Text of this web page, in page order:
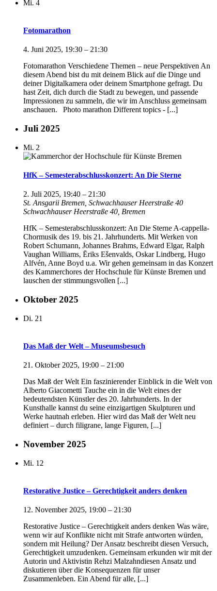
Mi. 4
Fotomarathon
4. Juni 2025, 19:30 – 21:30
Fotomarathon Verschiedene Themen – neue Perspektiven An
diesem Abend bist du mit deinem Blick auf die Dinge und
deiner Digitalkamera oder deinem Smartphone gefragt. Du
hast Zeit, dich durch die Stadt zu bewegen, und passende
Impressionen zu sammeln, die wir im Anschluss gemeinsam
anschauen. Photo marathon Different topics - [...]
Juli 2025
Mi. 2
HfK – Semesterabschlusskonzert: An Die Sterne
2. Juli 2025, 19:40 – 21:30
St. Ansgarii Bremen, Schwachhauser Heerstraße 40
Schwachhauser Heerstraße 40, Bremen
HfK – Semesterabschlusskonzert: An Die Sterne A-cappella-
Chormusik des 19. bis 21. Jahrhunderts. Mit Werken von
Robert Schumann, Johannes Brahms, Edward Elgar, Ralph
Vaughan Williams, Ēriks Ešenvalds, Oskar Lindberg, Hugo
Alfvén, Anne Boyd u.a. Wir gehen gemeinsam in das Konzert
des Kammerchores der Hochschule für Künste Bremen und
lauschen der stimmungsvollen [...]
Oktober 2025
Di. 21
Das Maß der Welt – Museumsbesuch
21. Oktober 2025, 19:00 – 21:00
Das Maß der Welt Ein faszinierender Einblick in die Welt von
Alberto Giacometti Tauche ein in die Welt eines der
bedeutendsten Künstler des 20. Jahrhunderts. In der
Kunsthalle kannst du seine einzigartigen Skulpturen und
Werke hautnah erleben. Hier wird das Maß der Welt neu
definiert – durch filigrane, lange Figuren, [...]
November 2025
Mi. 12
Restorative Justice – Gerechtigkeit anders denken
12. November 2025, 19:00 – 21:30
Restorative Justice – Gerechtigkeit anders denken Was wäre,
wenn wir auf Konflikte nicht mit Strafe antworten würden,
sondern mit Heilung? Der Ansatz beschreibt diesen Versuch,
Gerechtigkeit umzudenken. Gemeinsam erkunden wir mit der
Autorin und Aktivistin Rehzi Malzahndiesen Ansatz und
diskutieren über die Konsequenzen für unser
Zusammenleben. Ein Abend für alle, [...]